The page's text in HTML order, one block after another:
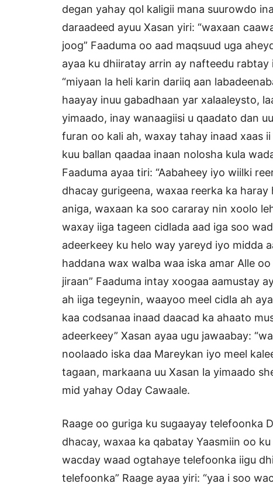
degan yahay qol kaligii mana suurowdo
daraadeed ayuu Xasan yiri: “waxaan
joog” Faaduma oo aad maqsuud uga
ayaa ku dhiiratay arrin ay nafteedu
“miyaan la heli karin dariiq aan
haayay inuu gabadhaan yar xalaaleysto,
yimaado, inay wanaagiisi u qaadato dan
furan oo kali ah, waxay tahay inaad xaas
kuu ballan qaadaa inaan nolosha kula
Faaduma ayaa tiri: “Aabaheey iyo wiilki
dhacay gurigeena, waxaa reerka ka
aniga, waxaan ka soo cararay nin xoolo
waxay iiga tageen cidlada aad iga soo
adeerkeey ku helo way yareyd iyo midda
haddana wax walba waa iska amar Alle
jiraan” Faaduma intay xoogaa aamustay
ah iiga tegeynin, waayoo meel cidla ah
kaa codsanaa inaad daacad ka ahaato
adeerkeey” Xasan ayaa ugu jawaabay:
noolaado iska daa Mareykan iyo meel
tagaan, markaana uu Xasan la yimaado
mid yahay Oday Cawaale.
Raage oo guriga ku sugaayay telefoonka
dhacay, waxaa ka qabatay Yaasmiin oo
wacday waad ogtahaye telefoonka iigu
telefoonka” Raage ayaa yiri: “yaa i soo